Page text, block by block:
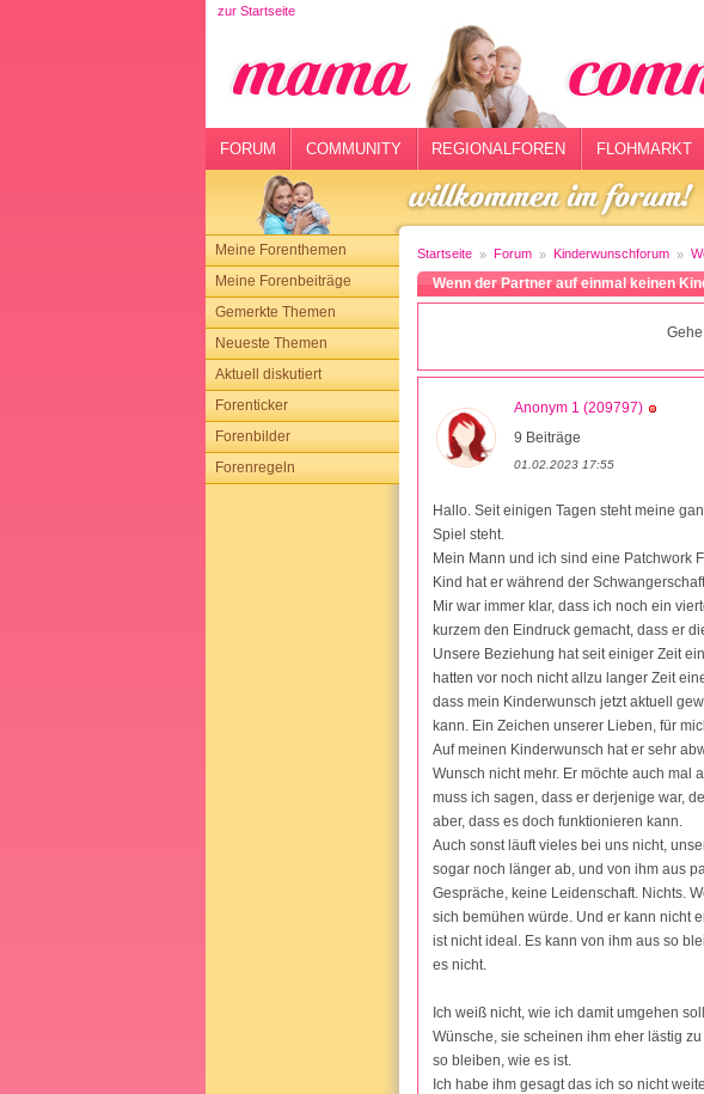
zur Startseite
FORUM COMMUNITY REGIONALFOREN FLOHMARKT
Meine Forenthemen
Meine Forenbeiträge
Gemerkte Themen
Neueste Themen
Aktuell diskutiert
Forenticker
Forenbilder
Forenregeln
Startseite Forum Kinderwunschforum
Wenn der Partner auf einmal keinen
Anonym 1 (209797)
9 Beiträge
01.02.2023 17:55
Hallo. Seit einigen Tagen steht meine
Spiel steht.
Mein Mann und ich sind eine Patchwork
Kind hat er während der
Mir war immer klar, dass ich noch ein
kurzem den Eindruck gemacht, dass er
Unsere Beziehung hat seit einiger Zeit
hatten vor noch nicht allzu langer Zeit
dass mein Kinderwunsch jetzt aktuell
kann. Ein Zeichen unserer Lieben, für
Auf meinen Kinderwunsch hat er sehr
Wunsch nicht mehr. Er möchte auch mal
muss ich sagen, dass er derjenige war,
aber, dass es doch funktionieren kann.
Auch sonst läuft vieles bei uns nicht,
sogar noch länger ab, und von ihm aus
Gespräche, keine Leidenschaft. Nichts.
sich bemühen würde. Und er kann nicht
ist nicht ideal. Es kann von ihm aus so
es nicht.
Ich weiß nicht, wie ich damit umgehen
Wünsche, sie scheinen ihm eher lästig
so bleiben, wie es ist.
Ich habe ihm gesagt das ich so nicht